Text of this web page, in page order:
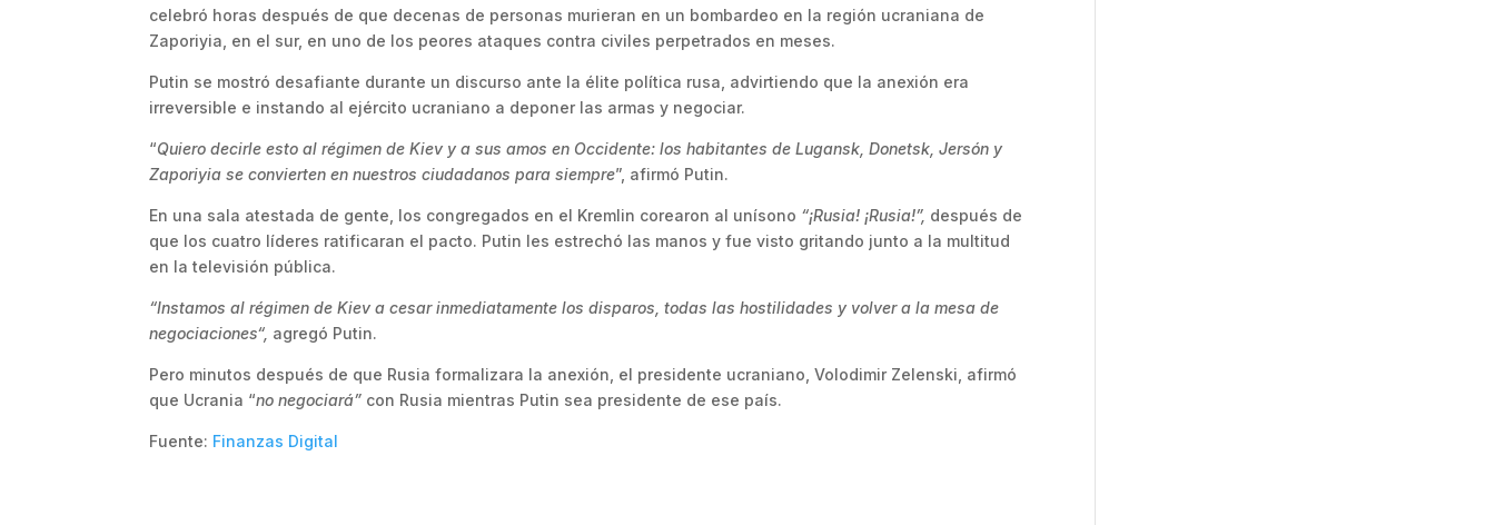
celebró horas después de que decenas de personas murieran en un bombardeo en la región ucraniana de
Zaporiyia, en el sur, en uno de los peores ataques contra civiles perpetrados en meses.
Putin se mostró desafiante durante un discurso ante la élite política rusa, advirtiendo que la anexión era
irreversible e instando al ejército ucraniano a deponer las armas y negociar.
“Quiero decirle esto al régimen de Kiev y a sus amos en Occidente: los habitantes de Lugansk, Donetsk, Jersón y
Zaporiyia se convierten en nuestros ciudadanos para siempre”, afirmó Putin.
En una sala atestada de gente, los congregados en el Kremlin corearon al unísono “¡Rusia! ¡Rusia!”, después de
que los cuatro líderes ratificaran el pacto. Putin les estrechó las manos y fue visto gritando junto a la multitud
en la televisión pública.
“Instamos al régimen de Kiev a cesar inmediatamente los disparos, todas las hostilidades y volver a la mesa de
negociaciones“, agregó Putin.
Pero minutos después de que Rusia formalizara la anexión, el presidente ucraniano, Volodimir Zelenski, afirmó
que Ucrania “no negociará” con Rusia mientras Putin sea presidente de ese país.
Fuente: Finanzas Digital